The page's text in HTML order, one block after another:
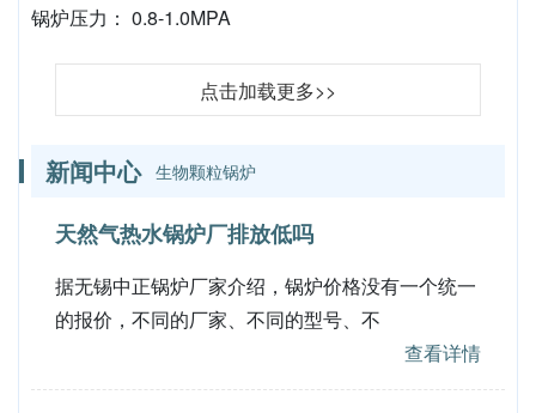
锅炉压力： 0.8-1.0MPA
点击加载更多>>
新闻中心 生物颗粒锅炉
天然气热水锅炉厂排放低吗
据无锡中正锅炉厂家介绍，锅炉价格没有一个统一
的报价，不同的厂家、不同的型号、不
查看详情